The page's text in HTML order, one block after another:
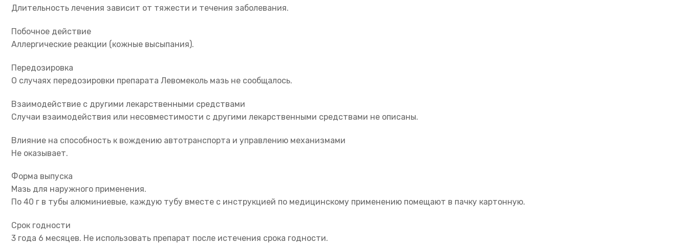
Длительность лечения зависит от тяжести и течения заболевания.
Побочное действие
Аллергические реакции (кожные высыпания).
Передозировка
О случаях передозировки препарата Левомеколь мазь не сообщалось.
Взаимодействие с другими лекарственными средствами
Случаи взаимодействия или несовместимости с другими лекарственными средствами не описаны.
Влияние на способность к вождению автотранспорта и управлению механизмами
Не оказывает.
Форма выпуска
Мазь для наружного применения.
По 40 г в тубы алюминиевые, каждую тубу вместе с инструкцией по медицинскому применению помещают в пачку картонную.
Срок годности
3 года 6 месяцев. Не использовать препарат после истечения срока годности.